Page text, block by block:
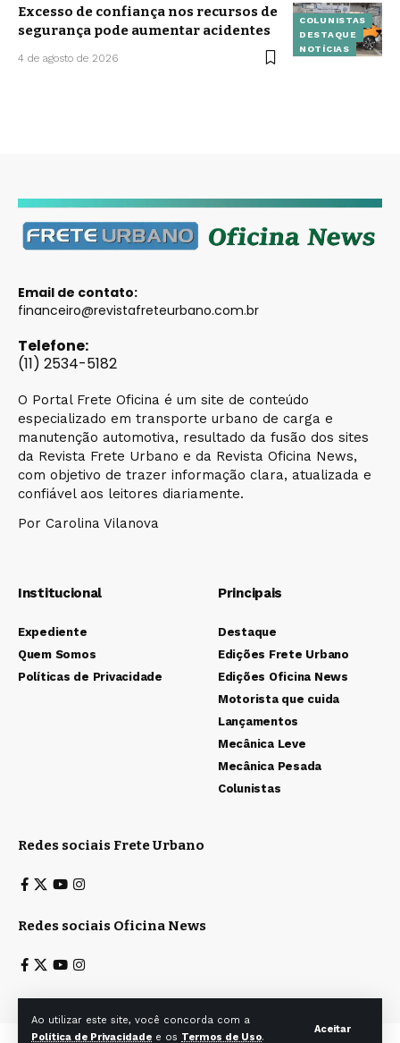
Ao utilizar este site, você concorda com a
Política de Privacidade e os Termos de Uso.
Aceitar
COLUNISTAS
DESTAQUE
NOTÍCIAS
Excesso de confiança nos recursos de
segurança pode aumentar acidentes
4 de agosto de 2026
Email de contato:
financeiro@revistafreteurbano.com.br
Telefone:
(11) 2534-5182
O Portal Frete Oficina é um site de conteúdo
especializado em transporte urbano de carga e
manutenção automotiva, resultado da fusão dos sites
da Revista Frete Urbano e da Revista Oficina News,
com objetivo de trazer informação clara, atualizada e
confiável aos leitores diariamente.
Por Carolina Vilanova
Institucional
Expediente
Quem Somos
Políticas de Privacidade
Principais
Destaque
Edições Frete Urbano
Edições Oficina News
Motorista que cuida
Lançamentos
Mecânica Leve
Mecânica Pesada
Colunistas
Redes sociais Frete Urbano
Redes sociais Oficina News